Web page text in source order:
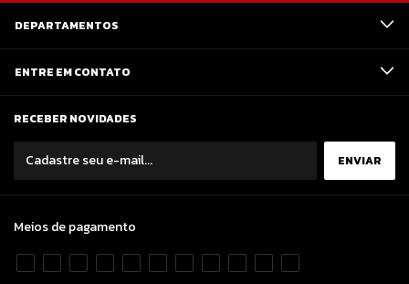
DEPARTAMENTOS
ENTRE EM CONTATO
RECEBER NOVIDADES
Meios de pagamento